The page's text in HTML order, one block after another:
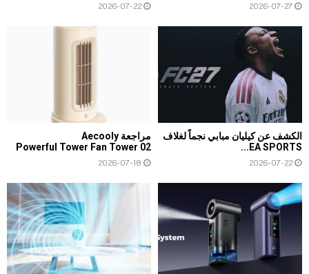
2026-07-27
2026-07-22
الكشف عن كيليان مبابي نجماً لغلاف
EA SPORTS...
2026-07-22
مراجعة Aecooly
Powerful Tower Fan Tower 02
2026-07-18